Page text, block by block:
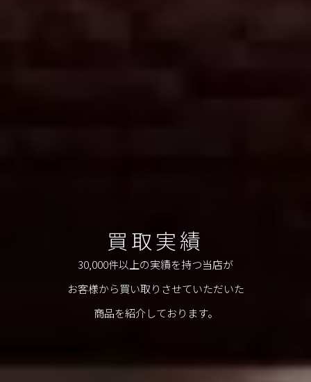
買取実績
30,000件以上の実績を持つ当店が
お客様から買い取りさせていただいた
商品を紹介しております。